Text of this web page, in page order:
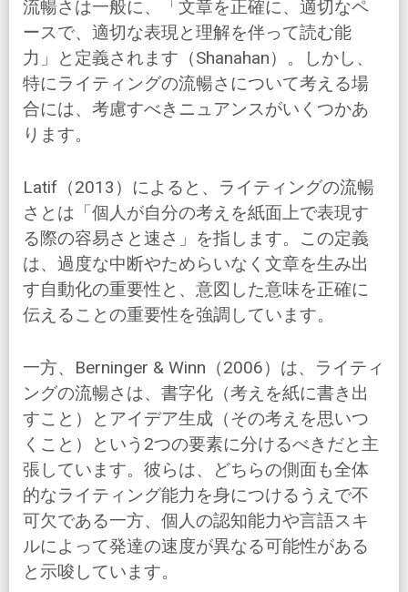
流暢さは一般に、「文章を正確に、適切なペ
ースで、適切な表現と理解を伴って読む能
力」と定義されます（Shanahan）。しかし、
特にライティングの流暢さについて考える場
合には、考慮すべきニュアンスがいくつかあ
ります。
Latif（2013）によると、ライティングの流暢
さとは「個人が自分の考えを紙面上で表現す
る際の容易さと速さ」を指します。この定義
は、過度な中断やためらいなく文章を生み出
す自動化の重要性と、意図した意味を正確に
伝えることの重要性を強調しています。
一方、Berninger & Winn（2006）は、ライティ
ングの流暢さは、書字化（考えを紙に書き出
すこと）とアイデア生成（その考えを思いつ
くこと）という2つの要素に分けるべきだと主
張しています。彼らは、どちらの側面も全体
的なライティング能力を身につけるうえで不
可欠である一方、個人の認知能力や言語スキ
ルによって発達の速度が異なる可能性がある
と示唆しています。